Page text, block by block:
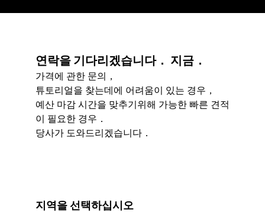
연락을 기다리겠습니다． 지금．
가격에 관한 문의，
튜토리얼을 찾는데에 어려움이 있는 경우，
예산 마감 시간을 맞추기위해 가능한 빠른 견적
이 필요한 경우．
당사가 도와드리겠습니다．
지역을 선택하십시오